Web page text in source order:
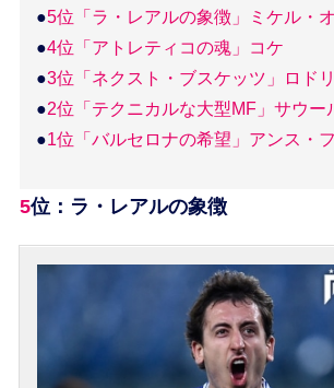
●5位「ラ・レアルの象徴」ミケル・
●4位「アトレティコの魂」コケ
●3位「ネクスト・ブスケッツ」ロドリ
●2位「テクニカルな大型MF」サウー
●1位「バルセロナの希望」アンス・
5位：ラ・レアルの象徴